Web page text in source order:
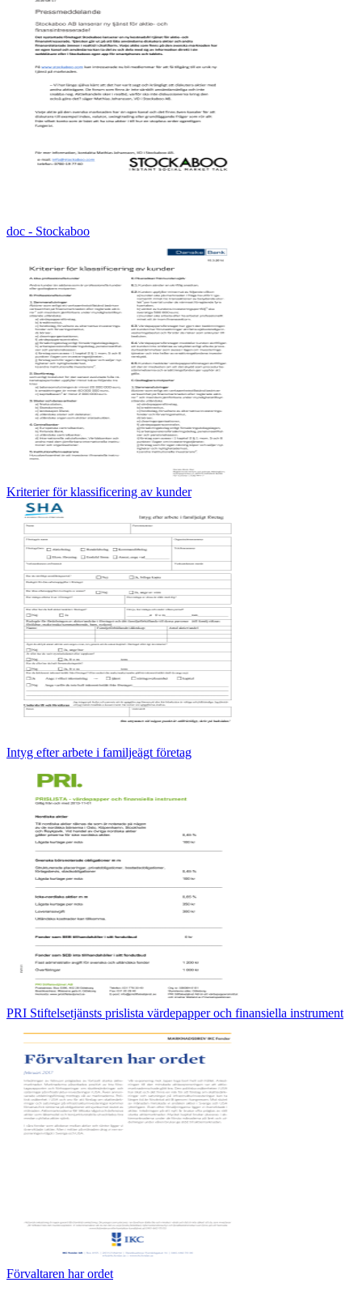
doc - Stockaboo
Kriterier för klassificering av kunder
Intyg efter arbete i familjeägt företag
PRI Stiftelsetjänsts prislista värdepapper och finansiella instrument
Förvaltaren har ordet